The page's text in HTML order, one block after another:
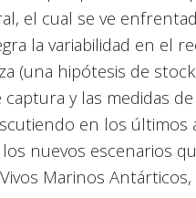
el cual se ve
la variabilidad en el
(una hipótesis de
y las medidas
en los últimos
nuevos escenarios
Marinos Antárticos,